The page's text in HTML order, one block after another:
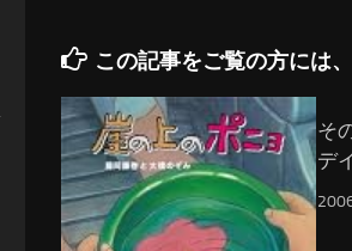
この記事をご覧の方には
そ
デ